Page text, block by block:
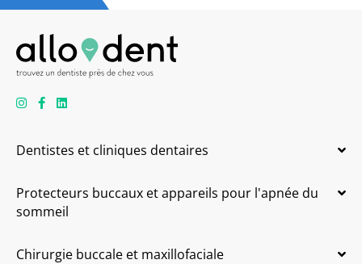
Dentistes et cliniques dentaires
Protecteurs buccaux et appareils pour l'apnée du
sommeil
Chirurgie buccale et maxillofaciale